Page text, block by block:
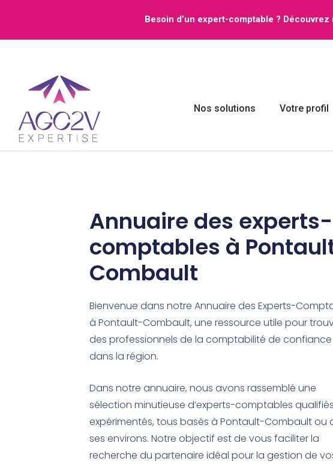
contenu
Besoin d’un expert-comptable ?
Nos solutions Votre profil
Annuaire des experts-
comptables à
Combault
Bienvenue dans notre Annuaire des Experts-
à Pontault-Combault, une ressource utile pour
des professionnels de la comptabilité de confiance
dans la région.
Dans notre annuaire, nous avons rassemblé une
sélection minutieuse d’experts-comptables
expérimentés, tous basés à Pontault-Combault ou
ses environs. Notre objectif est de vous faciliter la
recherche du partenaire idéal pour la gestion de